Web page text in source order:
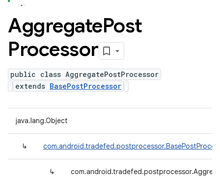
AggregatePost
Processor
public class AggregatePostProcessor
extends BasePostProcessor
java.lang.Object
↳
↳